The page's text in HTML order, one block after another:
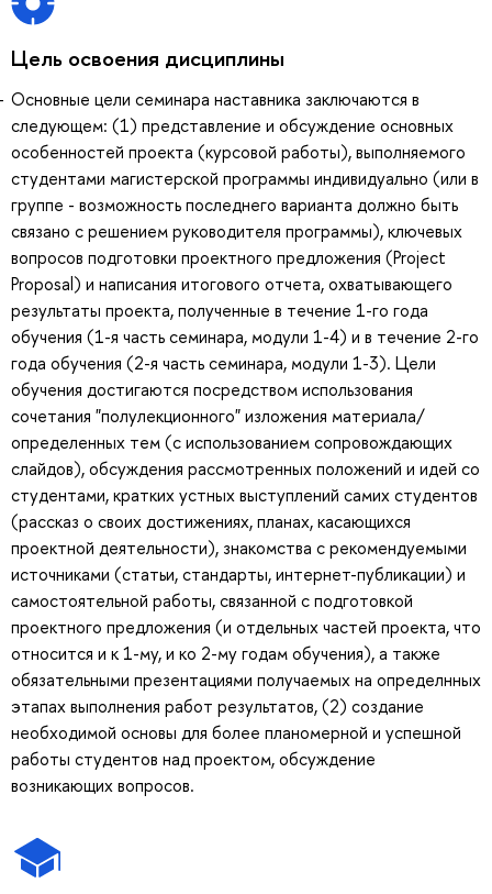
Цель освоения дисциплины
Основные цели семинара наставника заключаются в
следующем: (1) представление и обсуждение основных
особенностей проекта (курсовой работы), выполняемого
студентами магистерской программы индивидуально (или в
группе - возможность последнего варианта должно быть
связано с решением руководителя программы), ключевых
вопросов подготовки проектного предложения (Project
Proposal) и написания итогового отчета, охватывающего
результаты проекта, полученные в течение 1-го года
обучения (1-я часть семинара, модули 1-4) и в течение 2-го
года обучения (2-я часть семинара, модули 1-3). Цели
обучения достигаются посредством использования
сочетания "полулекционного" изложения материала/
определенных тем (с использованием сопровождающих
слайдов), обсуждения рассмотренных положений и идей со
студентами, кратких устных выступлений самих студентов
(рассказ о своих достижениях, планах, касающихся
проектной деятельности), знакомства с рекомендуемыми
источниками (статьи, стандарты, интернет-публикации) и
самостоятельной работы, связанной с подготовкой
проектного предложения (и отдельных частей проекта, что
относится и к 1-му, и ко 2-му годам обучения), а также
обязательными презентациями получаемых на определнных
этапах выполнения работ результатов, (2) создание
необходимой основы для более планомерной и успешной
работы студентов над проектом, обсуждение
возникающих вопросов.